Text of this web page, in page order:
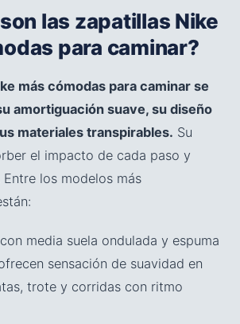
las zapatillas Nike
para caminar?
más cómodas para caminar se
amortiguación suave, su diseño
materiales transpirables. Su
el impacto de cada paso y
los modelos más
con media suela ondulada y espuma
sensación de suavidad en
trote y corridas con ritmo